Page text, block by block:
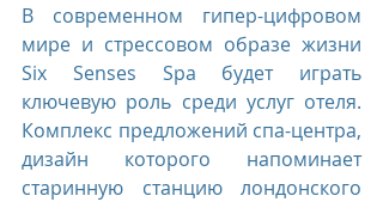
В современном гипер-цифровом
мире и стрессовом образе жизни
Six Senses Spa будет играть
ключевую роль среди услуг отеля.
Комплекс предложений спа-центра,
дизайн которого напоминает
старинную станцию лондонского